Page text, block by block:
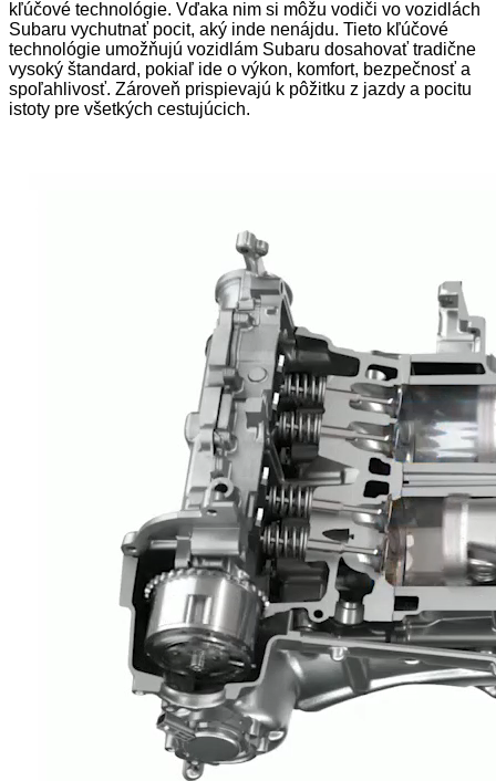
kľúčové technológie. Vďaka nim si môžu vodiči vo vozidlách
Subaru vychutnať pocit, aký inde nenájdu. Tieto kľúčové
technológie umožňujú vozidlám Subaru dosahovať tradične
vysoký štandard, pokiaľ ide o výkon, komfort, bezpečnosť a
spoľahlivosť. Zároveň prispievajú k pôžitku z jazdy a pocitu
istoty pre všetkých cestujúcich.
Prečo SUBARU Boxer?
Symmetrical AWD od Subaru distribuuje výkon na všetky
kolesá a zaisťuje tak lepšiu trakciu na mokrej a klzkej
vozovke. Tento systém je umiestnený v horizontálne
symetrickej rovine a má dobre vyvážený dizajn s nízkym
ťažiskom pre stabilnejšiu a bezpečnejšiu jazdu.
V motore typu BOXER s horizontálnymi protibežnými
piestami, sa piesty pohybujú oproti sebe vo vodorovnom
smere. Spoločnosť Subaru je motorom SUBARU BOXER
verná už vyše 50 rokov pre množstvo výhod, ktoré majú
oproti iným typom motorov. Tieto motory sú základom dlhej
životnosti a spoľahlivosti vozidiel Subaru.